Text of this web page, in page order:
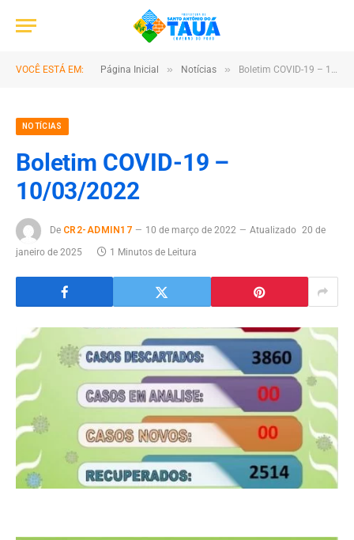
VOCÊ ESTÁ EM: Página Inicial » Notícias » Boletim COVID-19 – 10/03/2022
NOTÍCIAS
Boletim COVID-19 –
10/03/2022
De CR2-ADMIN17 10 de março de 2022 Atualizado 20 de
janeiro de 2025
1 Minutos de Leitura